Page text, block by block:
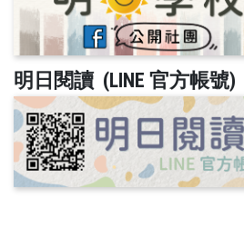
明日閱讀 (LINE 官方帳號)